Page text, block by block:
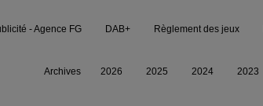
- Agence FG DAB+ Règlement des jeux
Archives 2026 2025 2024 2023